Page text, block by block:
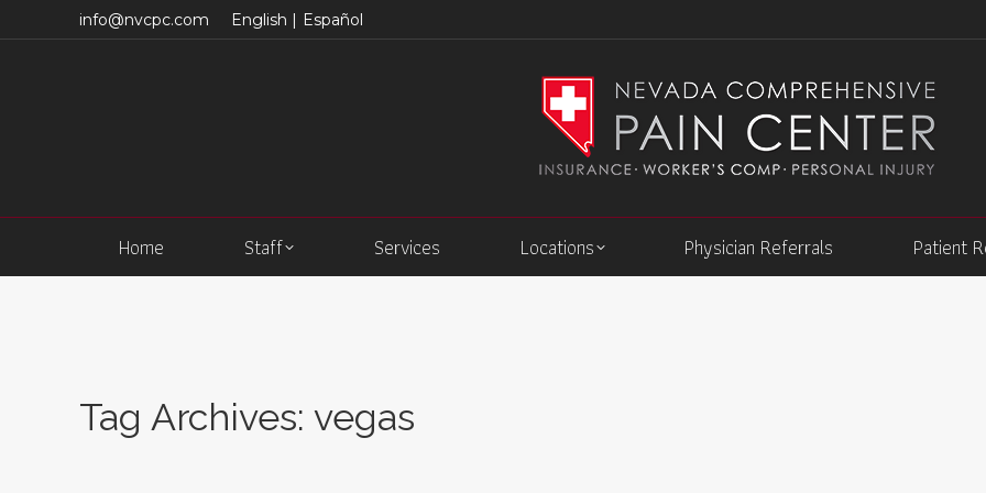
info@nvcpc.com English | Español
Home Staff Services Locations Physician Referrals Patient
Tag Archives: vegas